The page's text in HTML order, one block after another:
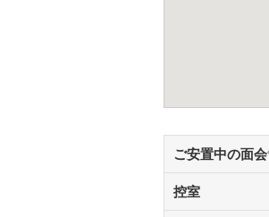
ご安置中の面会
控室